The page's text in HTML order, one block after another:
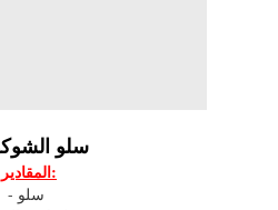
سلو الشوكولاتة
المقادير: